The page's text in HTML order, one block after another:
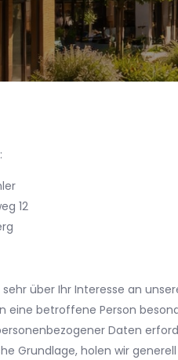
12
über Ihr Interesse an
eine betroffene Person
Daten
Grundlage, holen wir